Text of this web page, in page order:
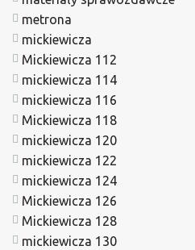
metrona
mickiewicza
Mickiewicza 112
mickiewicza 114
mickiewicza 116
Mickiewicza 118
mickiewicza 120
mickiewicza 122
mickiewicza 124
Mickiewicza 126
Mickiewicza 128
mickiewicza 130